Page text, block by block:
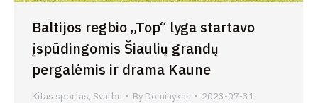
Baltijos regbio „Top“ lyga startavo
įspūdingomis Šiaulių grandų
pergalėmis ir drama Kaune
Kitas sportas, Svarbu By Dominykas 2023-07-31